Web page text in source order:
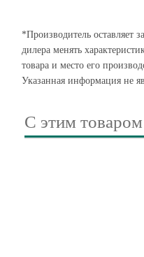
*Производитель оставляет
дилера менять
товара и место его
Указанная информация не
С этим